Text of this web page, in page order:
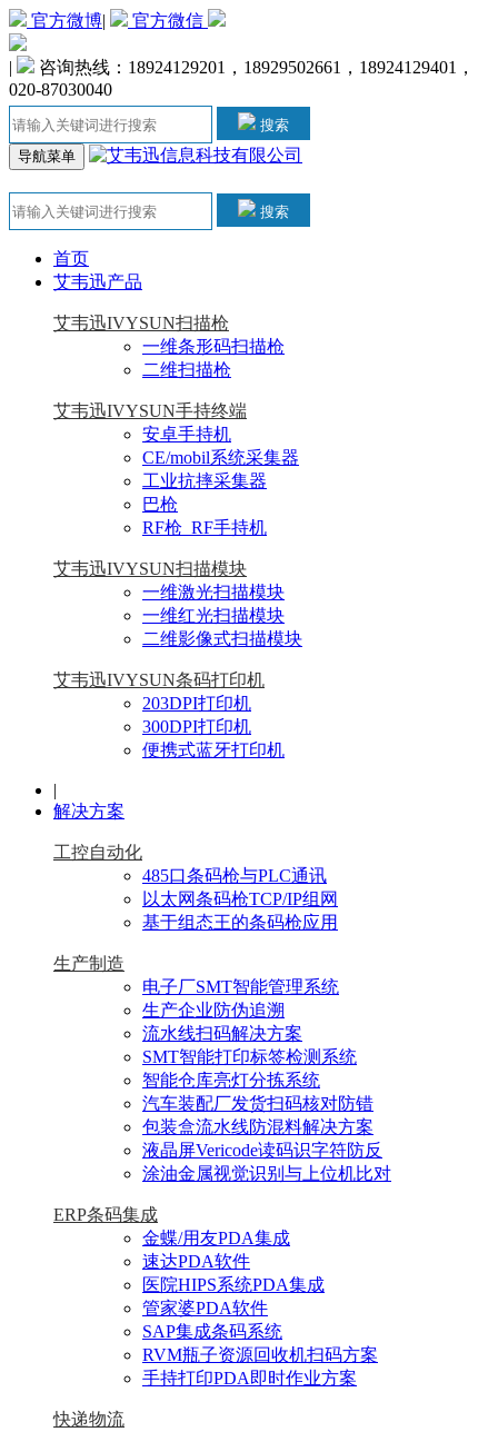
官方微博| 官方微信
|
咨询热线：18924129201，18929502661，18924129401，
020-87030040
搜索
导航菜单
搜索
首页
艾韦迅产品
艾韦迅IVYSUN扫描枪
一维条形码扫描枪
二维扫描枪
艾韦迅IVYSUN手持终端
安卓手持机
CE/mobil系统采集器
工业抗摔采集器
巴枪
RF枪_RF手持机
艾韦迅IVYSUN扫描模块
一维激光扫描模块
一维红光扫描模块
二维影像式扫描模块
艾韦迅IVYSUN条码打印机
203DPI打印机
300DPI打印机
便携式蓝牙打印机
|
解决方案
工控自动化
485口条码枪与PLC通讯
以太网条码枪TCP/IP组网
基于组态王的条码枪应用
生产制造
电子厂SMT智能管理系统
生产企业防伪追溯
流水线扫码解决方案
SMT智能打印标签检测系统
智能仓库亮灯分拣系统
汽车装配厂发货扫码核对防错
包装盒流水线防混料解决方案
液晶屏Vericode读码识字符防反
涂油金属视觉识别与上位机比对
ERP条码集成
金蝶/用友PDA集成
速达PDA软件
医院HIPS系统PDA集成
管家婆PDA软件
SAP集成条码系统
RVM瓶子资源回收机扫码方案
手持打印PDA即时作业方案
快递物流